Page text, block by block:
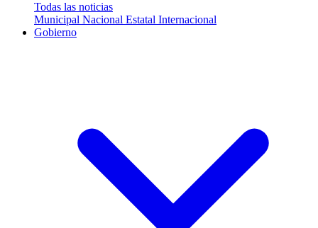
Todas las noticias
Municipal Nacional Estatal Internacional
Gobierno